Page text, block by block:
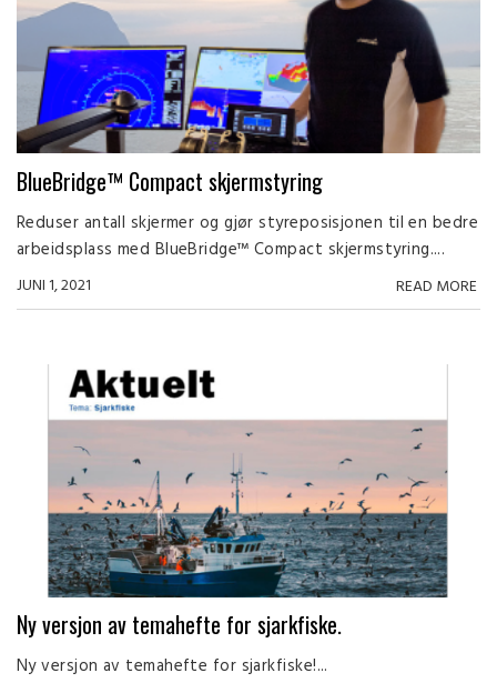
BlueBridge™ Compact skjermstyring
Reduser antall skjermer og gjør styreposisjonen til en bedre
arbeidsplass med BlueBridge™ Compact skjermstyring....
JUNI 1, 2021 READ MORE
Ny versjon av temahefte for sjarkfiske.
Ny versjon av temahefte for sjarkfiske!...